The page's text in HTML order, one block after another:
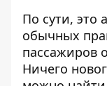
По сути, это
обычных
пассажиров
Ничего